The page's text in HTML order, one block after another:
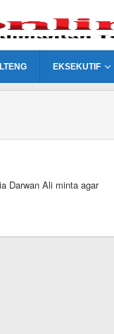
EKSEKUTIF
Darwan Ali minta agar